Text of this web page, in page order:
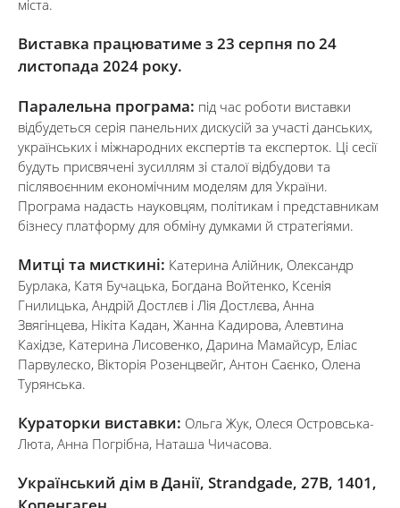
міста.
Виставка працюватиме з 23 серпня по 24
листопада 2024 року.
Паралельна програма: під час роботи виставки
відбудеться серія панельних дискусій за участі данських,
українських і міжнародних експертів та експерток. Ці сесії
будуть присвячені зусиллям зі сталої відбудови та
післявоєнним економічним моделям для України.
Програма надасть науковцям, політикам і представникам
бізнесу платформу для обміну думками й стратегіями.
Митці та мисткині: Катерина Алійник, Олександр
Бурлака, Катя Бучацька, Богдана Войтенко, Ксенія
Гнилицька, Андрій Достлєв і Лія Достлєва, Анна
Звягінцева, Нікіта Кадан, Жанна Кадирова, Алевтина
Кахідзе, Катерина Лисовенко, Дарина Мамайсур, Еліас
Парвулеско, Вікторія Розенцвейг, Антон Саєнко, Олена
Турянська.
Кураторки виставки: Ольга Жук, Олеся Островська-
Люта, Анна Погрібна, Наташа Чичасова.
Український дім в Данії, Strandgade, 27B, 1401,